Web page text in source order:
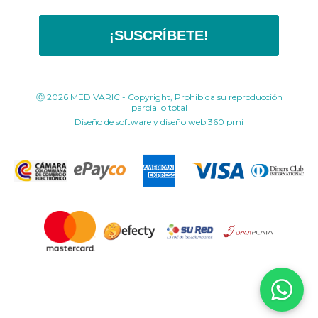
¡SUSCRÍBETE!
Ⓒ 2026 MEDIVARIC - Copyright, Prohibida su reproducción
parcial o total
Diseño de software y diseño web 360 pmi